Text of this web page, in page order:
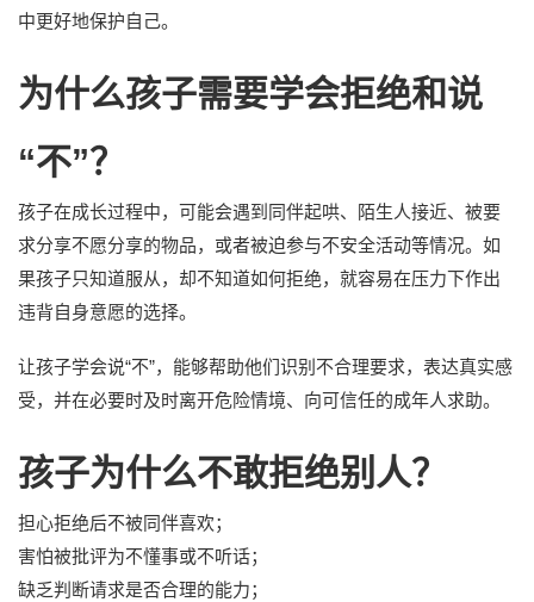
中更好地保护自己。
为什么孩子需要学会拒绝和说
“不”？
孩子在成长过程中，可能会遇到同伴起哄、陌生人接近、被要
求分享不愿分享的物品，或者被迫参与不安全活动等情况。如
果孩子只知道服从，却不知道如何拒绝，就容易在压力下作出
违背自身意愿的选择。
让孩子学会说“不”，能够帮助他们识别不合理要求，表达真实感
受，并在必要时及时离开危险情境、向可信任的成年人求助。
孩子为什么不敢拒绝别人？
担心拒绝后不被同伴喜欢；
害怕被批评为不懂事或不听话；
缺乏判断请求是否合理的能力；